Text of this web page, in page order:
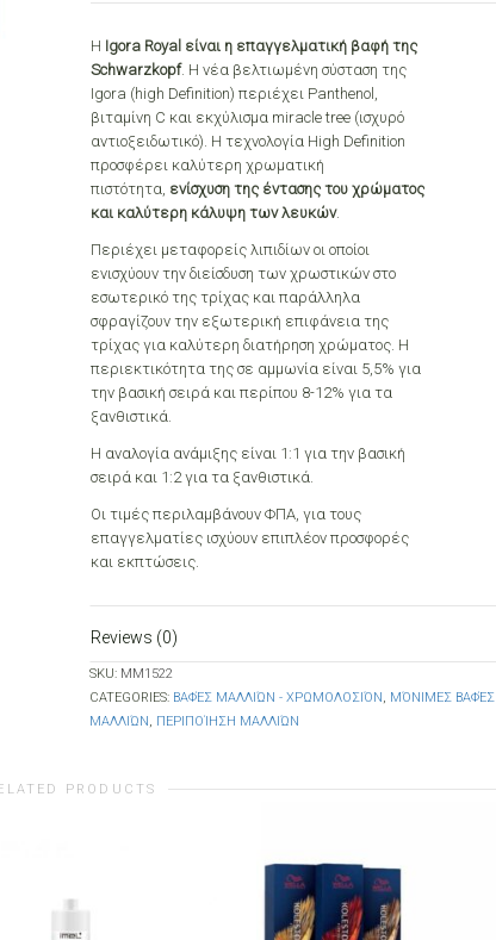
60ml
quantity
Η Igora Royal είναι η επαγγελματική βαφή της
Schwarzkopf. Η νέα βελτιωμένη σύσταση της
Igora (high Definition) περιέχει Panthenol,
βιταμίνη C και εκχύλισμα miracle tree (ισχυρό
αντιοξειδωτικό). Η τεχνολογία High Definition
προσφέρει καλύτερη χρωματική
πιστότητα, ενίσχυση της έντασης του χρώματος
και καλύτερη κάλυψη των λευκών.
Περιέχει μεταφορείς λιπιδίων οι οποίοι
ενισχύουν την διείσδυση των χρωστικών στο
εσωτερικό της τρίχας και παράλληλα
σφραγίζουν την εξωτερική επιφάνεια της
τρίχας για καλύτερη διατήρηση χρώματος. Η
περιεκτικότητα της σε αμμωνία είναι 5,5% για
την βασική σειρά και περίπου 8-12% για τα
ξανθιστικά.
Η αναλογία ανάμιξης είναι 1:1 για την βασική
σειρά και 1:2 για τα ξανθιστικά.
Οι τιμές περιλαμβάνουν ΦΠΑ, για τους
επαγγελματίες ισχύουν επιπλέον προσφορές
και εκπτώσεις.
Reviews (0)
SKU: ΜΜ1522
CATEGORIES: ΒΑΦΈΣ ΜΑΛΛΙΏΝ - ΧΡΩΜΟΛΟΣΙΌΝ , ΜΌΝΙΜΕΣ ΒΑΦΈΣ
ΜΑΛΛΙΏΝ , ΠΕΡΙΠΟΊΗΣΗ ΜΑΛΛΙΏΝ
PRODUCTS